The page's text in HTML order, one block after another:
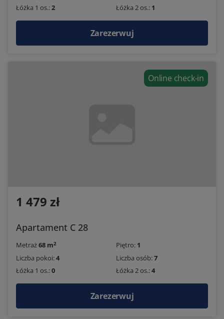
Łóżka 1 os.:2 Łóżka 2 os.: 1
Zarezerwuj
Online check-in
1 479 zł
Apartament C 28
Metraż68 m2 Piętro: 1
Liczba pokoi:4 Liczba osób:7
Łóżka 1 os.:0 Łóżka 2 os.:4
Zarezerwuj